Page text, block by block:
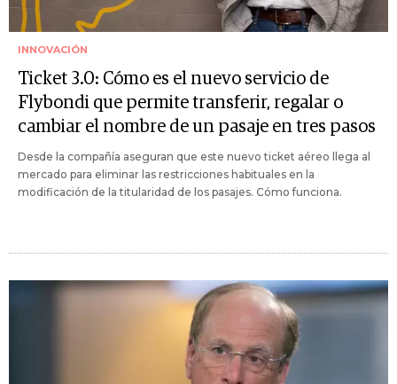
INNOVACIÓN
Ticket 3.0: Cómo es el nuevo servicio de
Flybondi que permite transferir, regalar o
cambiar el nombre de un pasaje en tres pasos
Desde la compañía aseguran que este nuevo ticket aéreo llega al
mercado para eliminar las restricciones habituales en la
modificación de la titularidad de los pasajes. Cómo funciona.